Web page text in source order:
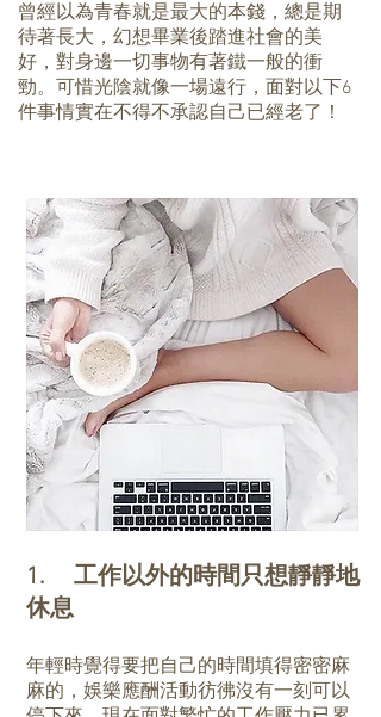
曾經以為青春就是最大的本錢，總是期
待著長大，幻想畢業後踏進社會的美
好，對身邊一切事物有著鐵一般的衝
勁。可惜光陰就像一場遠行，面對以下6
件事情實在不得不承認自己已經老了！
1. 工作以外的時間只想靜靜地
休息
年輕時覺得要把自己的時間填得密密麻
麻的，娛樂應酬活動彷彿沒有一刻可以